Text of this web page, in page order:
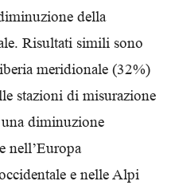
della
Risultati simili sono
meridionale (32%)
stazioni di misurazione
diminuzione
nell’Europa
e nelle Alpi